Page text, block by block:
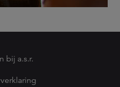
bij a.s.r.